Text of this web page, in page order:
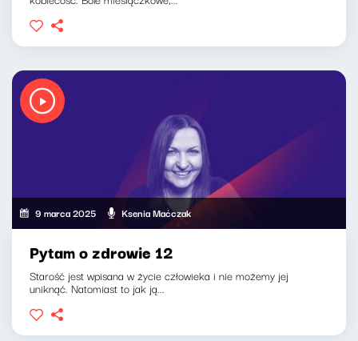
9 marca 2025 Ksenia Maćczak
Pytam o zdrowie 12
Starość jest wpisana w życie człowieka i nie możemy jej
uniknąć. Natomiast to jak ją...